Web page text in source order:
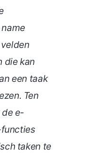
die kan
een taak
Ten
e-
taken te